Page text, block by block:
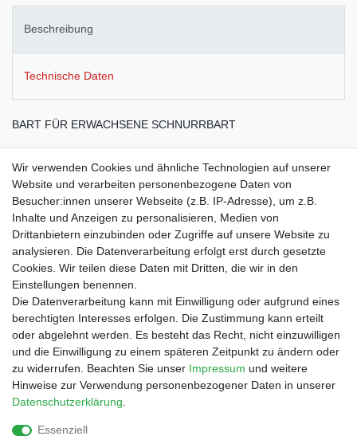
Beschreibung
Technische Daten
BART FÜR ERWACHSENE SCHNURRBART
Shop
Zahlungs- und Versandbedingungen
Warenkorb
Kasse
Mein Konto
Kontakt
Facebook
Service
Wir verwenden Cookies und ähnliche Technologien auf unserer
Website und verarbeiten personenbezogene Daten von
Besucher:innen unserer Webseite (z.B. IP-Adresse), um z.B.
Inhalte und Anzeigen zu personalisieren, Medien von
Drittanbietern einzubinden oder Zugriffe auf unsere Website zu
analysieren. Die Datenverarbeitung erfolgt erst durch gesetzte
Cookies. Wir teilen diese Daten mit Dritten, die wir in den
Einstellungen benennen.
Die Datenverarbeitung kann mit Einwilligung oder aufgrund eines
berechtigten Interesses erfolgen. Die Zustimmung kann erteilt
oder abgelehnt werden. Es besteht das Recht, nicht einzuwilligen
und die Einwilligung zu einem späteren Zeitpunkt zu ändern oder
zu widerrufen. Beachten Sie unser Impressum und weitere
Hinweise zur Verwendung personenbezogener Daten in unserer
Daten­schutz­erklärung
Essenziell